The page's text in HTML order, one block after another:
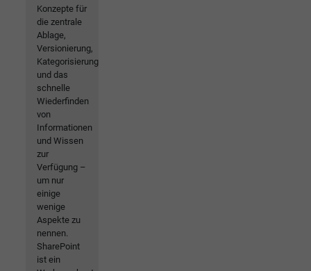
Konzepte für
die zentrale
Ablage,
Versionierung,
Kategorisierung
und das
schnelle
Wiederfinden
von
Informationen
und Wissen
zur
Verfügung –
um nur
einige
wenige
Aspekte zu
nennen.
SharePoint
ist ein